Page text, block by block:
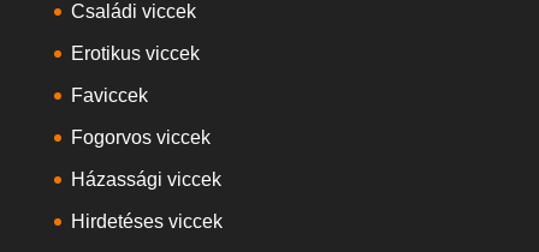
Családi viccek
Erotikus viccek
Faviccek
Fogorvos viccek
Házassági viccek
Hirdetéses viccek